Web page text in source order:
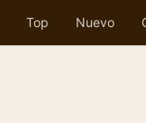
Top Nuevo